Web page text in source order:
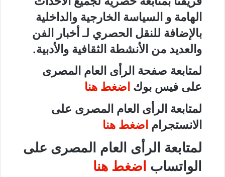
الهامة و السياسة الخارجية والداخلية
بالإضافة للنقل الحصري لـ أخبار الفن
والعديد من الأنشطة الثقافية والأدبية.
لمتابعة صفحة الرأى العام المصرى
على فيس بوك اضغط هنا
لمتابعة الرأى العام المصرى على
الانستجرام اضغط هنا
لمتابعة الرأى العام المصرى على
الواتساب اضغط هنا